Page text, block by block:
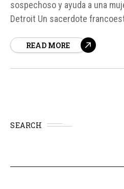
sospechoso y ayuda a una
Detroit Un sacerdote
rápidamente en las
READ MORE
SEARCH